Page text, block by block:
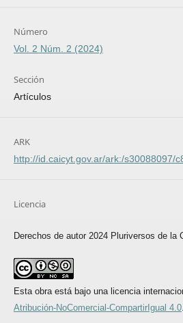
Número
Vol. 2 Núm. 2 (2024)
Sección
Artículos
ARK
http://id.caicyt.gov.ar/ark:/s30088097/
Licencia
Derechos de autor 2024 Pluriversos de la
Esta obra está bajo una licencia
Atribución-NoComercial-CompartirIgual 4.0.